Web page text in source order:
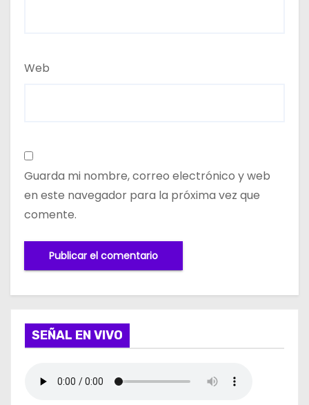
Web
Guarda mi nombre, correo electrónico y web
en este navegador para la próxima vez que
comente.
SEÑAL EN VIVO